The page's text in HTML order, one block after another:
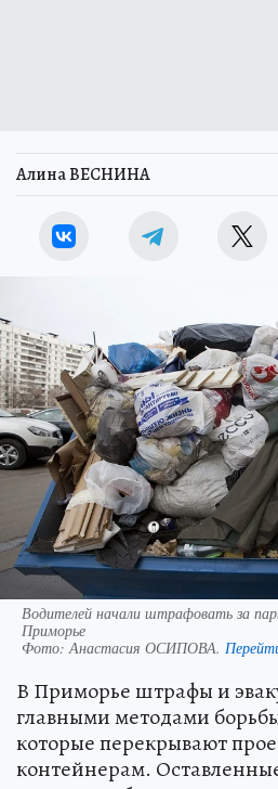
Алина ВЕСНИНА
Водителей начали штрафовать за
Приморье
Фото:Анастасия ОСИПОВА.
В Приморье штрафы и
главными методами
которые перекрывают
контейнерам.